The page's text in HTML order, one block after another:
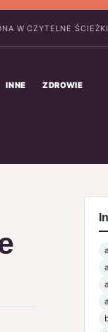
W CZYTELNE ŚCIEŻKI
INNE ZDROWIE